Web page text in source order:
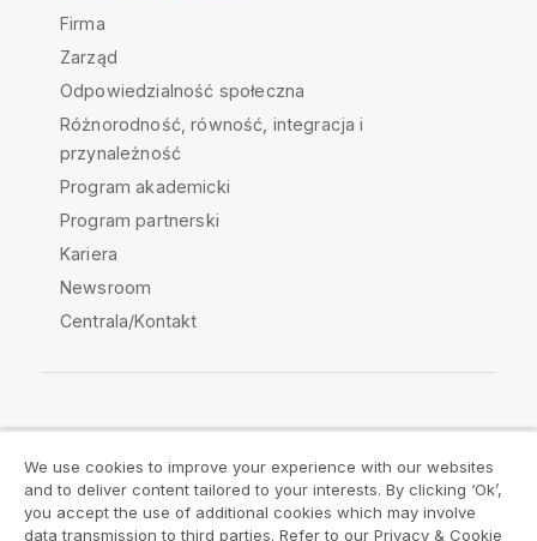
Firma
Zarząd
Odpowiedzialność społeczna
Różnorodność, równość, integracja i
przynależność
Program akademicki
Program partnerski
Kariera
Newsroom
Centrala/Kontakt
Umowy prawne
Warunki produktu
We use cookies to improve your experience with our websites
and to deliver content tailored to your interests. By clicking ‘Ok’,
you accept the use of additional cookies which may involve
data transmission to third parties. Refer to our Privacy & Cookie